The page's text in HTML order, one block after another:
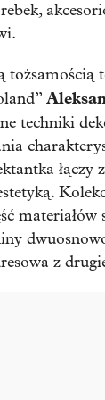
tożsamością
techniki
łączy
materiałów
z